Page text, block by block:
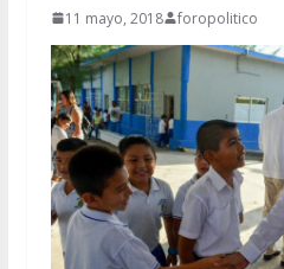
11 mayo, 2018 foropolitico